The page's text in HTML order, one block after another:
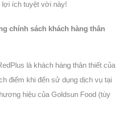
lợi ích tuyệt vời này!
chính sách khách hàng thân
là khách hàng thân thiết của
điểm khi đến sử dụng dịch vụ tại
hiệu của Goldsun Food (tùy